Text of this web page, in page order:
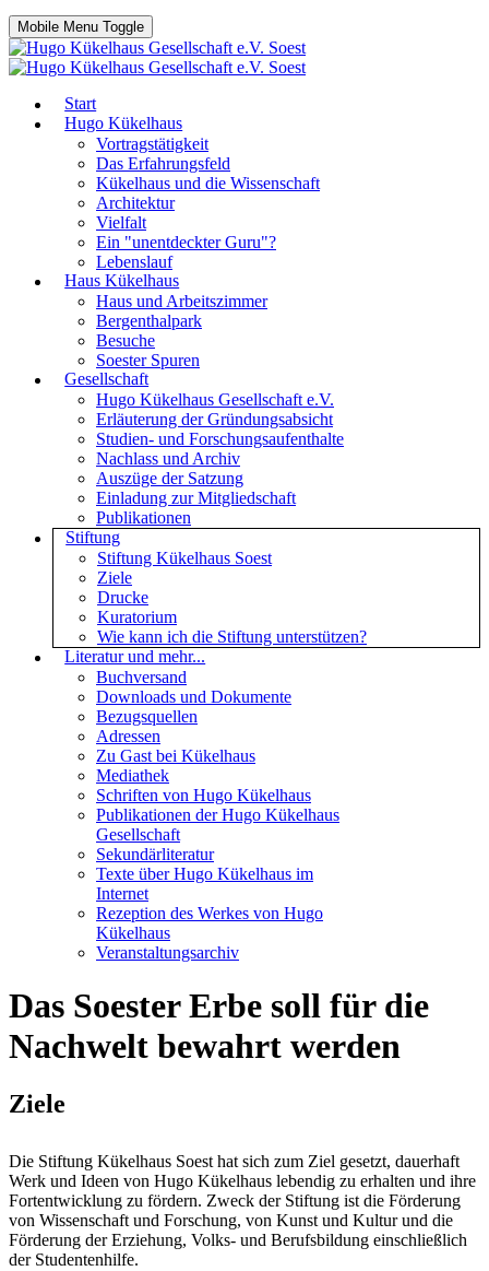
Mobile Menu Toggle
Start
Hugo Kükelhaus
Vortragstätigkeit
Das Erfahrungsfeld
Kükelhaus und die Wissenschaft
Architektur
Vielfalt
Ein "unentdeckter Guru"?
Lebenslauf
Haus Kükelhaus
Haus und Arbeitszimmer
Bergenthalpark
Besuche
Soester Spuren
Gesellschaft
Hugo Kükelhaus Gesellschaft e.V.
Erläuterung der Gründungsabsicht
Studien- und Forschungsaufenthalte
Nachlass und Archiv
Auszüge der Satzung
Einladung zur Mitgliedschaft
Publikationen
Stiftung
Stiftung Kükelhaus Soest
Ziele
Drucke
Kuratorium
Wie kann ich die Stiftung unterstützen?
Literatur und mehr...
Buchversand
Downloads und Dokumente
Bezugsquellen
Adressen
Zu Gast bei Kükelhaus
Mediathek
Schriften von Hugo Kükelhaus
Publikationen der Hugo Kükelhaus
Gesellschaft
Sekundärliteratur
Texte über Hugo Kükelhaus im
Internet
Rezeption des Werkes von Hugo
Kükelhaus
Veranstaltungsarchiv
Das Soester Erbe soll für die
Nachwelt bewahrt werden
Ziele
Die Stiftung Kükelhaus Soest hat sich zum Ziel gesetzt, dauerhaft
Werk und Ideen von Hugo Kükelhaus lebendig zu erhalten und ihre
Fortentwicklung zu fördern. Zweck der Stiftung ist die Förderung
von Wissenschaft und Forschung, von Kunst und Kultur und die
Förderung der Erziehung, Volks- und Berufsbildung einschließlich
der Studentenhilfe.